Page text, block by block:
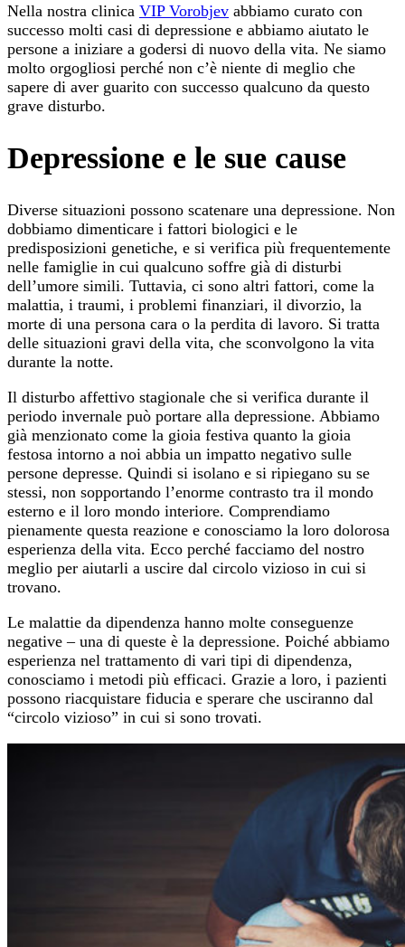
Nella nostra clinica VIP Vorobjev abbiamo curato con
successo molti casi di depressione e abbiamo aiutato le
persone a iniziare a godersi di nuovo della vita. Ne siamo
molto orgogliosi perché non c’è niente di meglio che
sapere di aver guarito con successo qualcuno da questo
grave disturbo.
Depressione e le sue cause
Diverse situazioni possono scatenare una depressione. Non
dobbiamo dimenticare i fattori biologici e le
predisposizioni genetiche, e si verifica più frequentemente
nelle famiglie in cui qualcuno soffre già di disturbi
dell’umore simili. Tuttavia, ci sono altri fattori, come la
malattia, i traumi, i problemi finanziari, il divorzio, la
morte di una persona cara o la perdita di lavoro. Si tratta
delle situazioni gravi della vita, che sconvolgono la vita
durante la notte.
Il disturbo affettivo stagionale che si verifica durante il
periodo invernale può portare alla depressione. Abbiamo
già menzionato come la gioia festiva quanto la gioia
festosa intorno a noi abbia un impatto negativo sulle
persone depresse. Quindi si isolano e si ripiegano su se
stessi, non sopportando l’enorme contrasto tra il mondo
esterno e il loro mondo interiore. Comprendiamo
pienamente questa reazione e conosciamo la loro dolorosa
esperienza della vita. Ecco perché facciamo del nostro
meglio per aiutarli a uscire dal circolo vizioso in cui si
trovano.
Le malattie da dipendenza hanno molte conseguenze
negative – una di queste è la depressione. Poiché abbiamo
esperienza nel trattamento di vari tipi di dipendenza,
conosciamo i metodi più efficaci. Grazie a loro, i pazienti
possono riacquistare fiducia e sperare che usciranno dal
“circolo vizioso” in cui si sono trovati.